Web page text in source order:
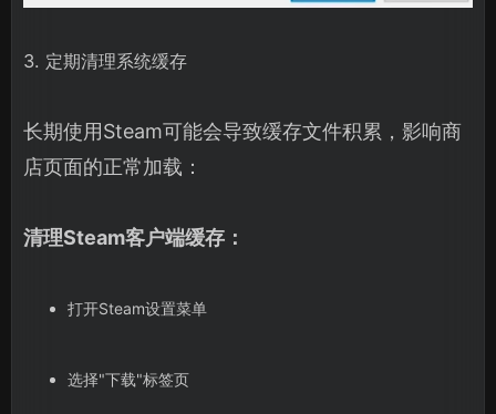
3. 定期清理系统缓存
长期使用Steam可能会导致缓存文件积累，影响商
店页面的正常加载：
清理Steam客户端缓存：
打开Steam设置菜单
选择"下载"标签页